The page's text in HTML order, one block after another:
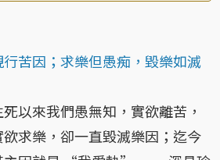
苦因；求樂但愚痴，毀樂如滅
來我們愚無知，實欲離苦，
求樂，卻一直毀滅樂因；迄今